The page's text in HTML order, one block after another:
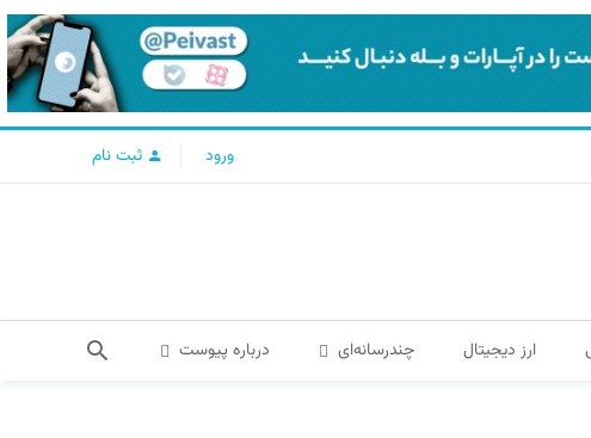
ورود ثبت نام
ارز دیجیتال چندرسانه‌ای درباره پیوست